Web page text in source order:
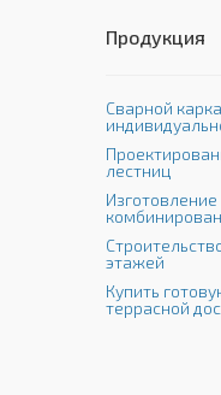
Продукция
Сварной
лестниц
Изготовление
этажей
Купить
террасной